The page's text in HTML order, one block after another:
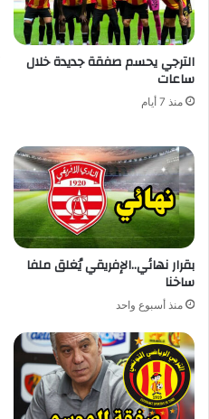
الترجي يحسم صفقة جديدة خلال
ساعات
منذ 7 أيام
بقرار نهائي..الإفريقي يُغلق ملفا
ساخنا
منذ أسبوع واحد